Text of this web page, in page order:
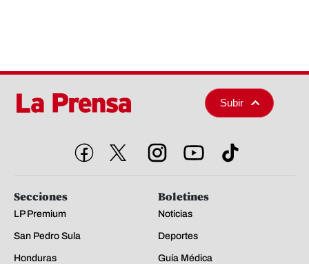
Subir
Secciones
LP Premium
San Pedro Sula
Honduras
Boletines
Noticias
Deportes
Guía Médica